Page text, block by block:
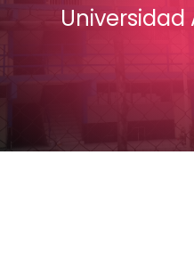
Universidad